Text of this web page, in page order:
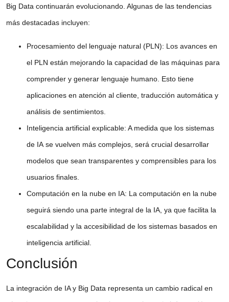
Big Data continuarán evolucionando. Algunas de las tendencias
más destacadas incluyen:
Procesamiento del lenguaje natural (PLN): Los avances en
el PLN están mejorando la capacidad de las máquinas para
comprender y generar lenguaje humano. Esto tiene
aplicaciones en atención al cliente, traducción automática y
análisis de sentimientos.
Inteligencia artificial explicable: A medida que los sistemas
de IA se vuelven más complejos, será crucial desarrollar
modelos que sean transparentes y comprensibles para los
usuarios finales.
Computación en la nube en IA: La computación en la nube
seguirá siendo una parte integral de la IA , ya que facilita la
escalabilidad y la accesibilidad de los sistemas basados en
inteligencia artificial.
Conclusión
La integración de IA y Big Data representa un cambio radical en